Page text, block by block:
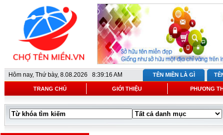
Hôm nay, Thứ bày, 8.08.2026 8:39:16 AM TÊN MIỀN LÀ GÌ
TRANG CHỦ GIỚI THIỆU PHƯƠNG